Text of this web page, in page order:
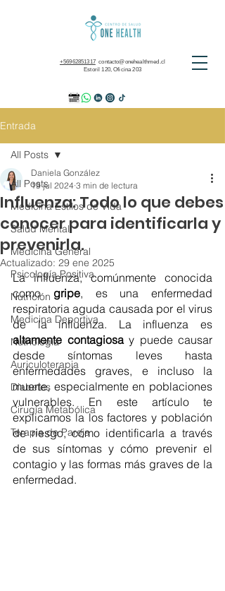
+56962851317 contacto@onehealthmed.cl
Estoril 120, Oficina 203
Entrada
All Posts
Medicina Estilos de Vida
Salud Mental
Medicina General
Psicología Positiva
Nutrición
Medicina Deportiva
Nutriología
Auriculoterapia
Diabetes
Cirugía Metabólica
Terapia de Pareja
All Posts
Influenza: Todo lo que debes
conocer para identificarla y
prevenirla.
Daniela González
19 jul 2024 3 min de lectura
Actualizado: 29 ene 2025
La influenza, comúnmente conocida
como gripe, es una enfermedad
respiratoria aguda causada por el virus
altamente contagiosa y puede causar
desde síntomas leves hasta
enfermedades graves, e incluso la
muerte, especialmente en poblaciones
vulnerables. En este artículo te
explicamos la los factores y población
de riesgo, cómo identificarla a través
de sus síntomas y cómo prevenir el
contagio y las formas más graves de la
enfermedad.